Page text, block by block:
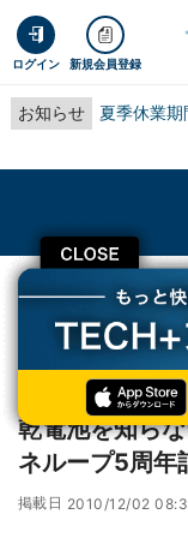
ログイン 新規会員登録
お知らせ 夏季休業
TECH+ テクノロジー
乾電池を知らない子供
乾電池を知ら
ネループ5周年
掲載日 2010/12/02